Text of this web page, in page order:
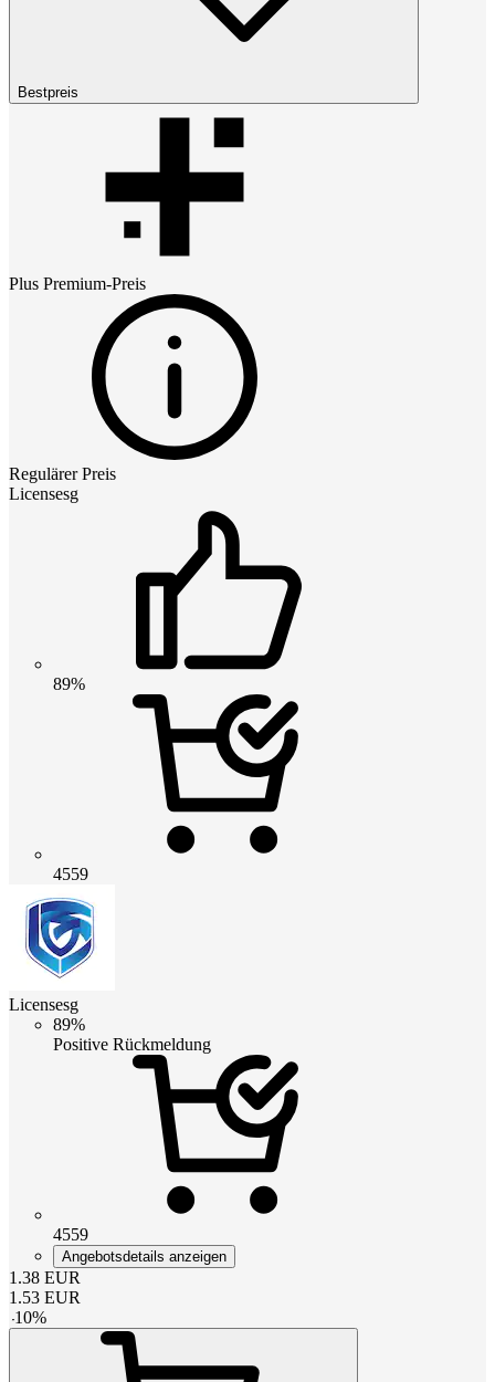
Bestpreis
Plus Premium-Preis
Regulärer Preis
Licensesg
89%
4559
Licensesg
89%
Positive Rückmeldung
4559
Angebotsdetails anzeigen
1.38 EUR
1.53 EUR
-10%